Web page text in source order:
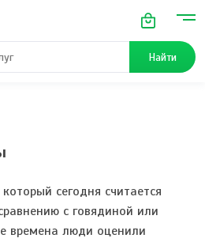
Найти
сегодня считается
с говядиной или
времена люди оценили